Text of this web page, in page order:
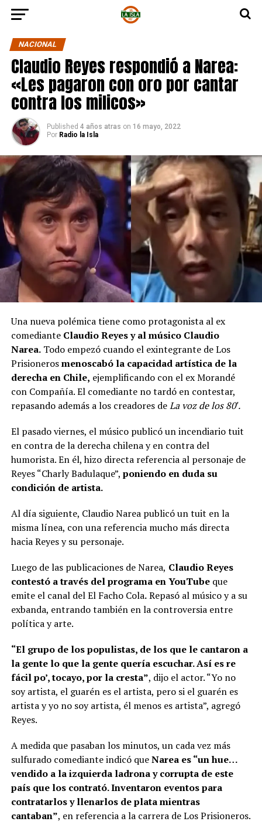
NACIONAL
Claudio Reyes respondió a Narea:
«Les pagaron con oro por cantar
contra los milicos»
Published 4 años atras on 16 mayo, 2022
Por Radio la Isla
Una nueva polémica tiene como protagonista al ex
comediante Claudio Reyes y al músico Claudio
Narea.Todo empezó cuando el exintegrante de Los
Prisionerosmenoscabó la capacidad artística de la
derecha en Chile, ejemplificando con el ex Morandé
con Compañía. El comediante no tardó en contestar,
repasando además a los creadores deLa voz de los 80′.
El pasado viernes, el músico publicó un incendiario tuit
en contra de la derecha chilena y en contra del
humorista. En él, hizo directa referencia al personaje de
Reyes “Charly Badulaque”, poniendo en duda su
condición de artista.
Al día siguiente, Claudio Narea publicó un tuit en la
misma línea, con una referencia mucho más directa
hacia Reyes y su personaje.
Luego de las publicaciones de Narea, Claudio Reyes
contestó a través del programa en YouTube que
emite el canal del El Facho Cola.Repasó al músico y a su
exbanda, entrando también en la controversia entre
política y arte.
“El grupo de los populistas, de los que le cantaron a
la gente lo que la gente quería escuchar. Así es re
fácil po’, tocayo, por la cresta”, dijo el actor. “Yo no
soy artista, el guarén es el artista, pero si el guarén es
artista y yo no soy artista, él menos es artista”, agregó
Reyes.
A medida que pasaban los minutos, un cada vez más
sulfurado comediante indicó queNarea es “un hue…
vendido a la izquierda ladrona y corrupta de este
país que los contrató. Inventaron eventos para
contratarlos y llenarlos de plata mientras
cantaban”, en referencia a la carrera de Los Prisioneros.